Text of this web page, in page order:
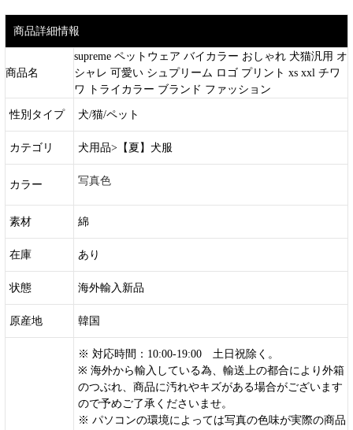
商品詳細情報
商品名
supreme ペットウェア バイカラー おしゃれ 犬猫汎用 オ
シャレ 可愛い シュプリーム ロゴ プリント xs xxl チワ
ワ トライカラー ブランド ファッション
性別タイプ 犬/猫/ペット
カテゴリ 犬用品>【夏】犬服
カラー 写真色
素材 綿
在庫 あり
状態 海外輸入新品
原産地 韓国
※ 対応時間：10:00-19:00 土日祝除く。
※ 海外から輸入している為、輸送上の都合により外箱
のつぶれ、商品に汚れやキズがある場合がございます
ので予めご了承くださいませ。
※ パソコンの環境によっては写真の色味が実際の商品